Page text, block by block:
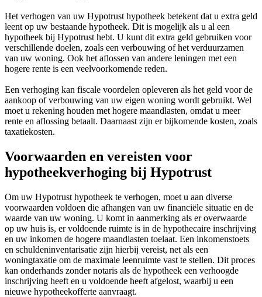
Het verhogen van uw Hypotrust hypotheek betekent dat u extra geld
leent op uw bestaande hypotheek. Dit is mogelijk als u al een
hypotheek bij Hypotrust hebt. U kunt dit extra geld gebruiken voor
verschillende doelen, zoals een verbouwing of het verduurzamen
van uw woning. Ook het aflossen van andere leningen met een
hogere rente is een veelvoorkomende reden.
Een verhoging kan fiscale voordelen opleveren als het geld voor de
aankoop of verbouwing van uw eigen woning wordt gebruikt. Wel
moet u rekening houden met hogere maandlasten, omdat u meer
rente en aflossing betaalt. Daarnaast zijn er bijkomende kosten, zoals
taxatiekosten.
Voorwaarden en vereisten voor
hypotheekverhoging bij Hypotrust
Om uw Hypotrust hypotheek te verhogen, moet u aan diverse
voorwaarden voldoen die afhangen van uw financiële situatie en de
waarde van uw woning. U komt in aanmerking als er overwaarde
op uw huis is, er voldoende ruimte is in de hypothecaire inschrijving
en uw inkomen de hogere maandlasten toelaat. Een inkomenstoets
en schuldeninventarisatie zijn hierbij vereist, net als een
woningtaxatie om de maximale leenruimte vast te stellen. Dit proces
kan onderhands zonder notaris als de hypotheek een verhoogde
inschrijving heeft en u voldoende heeft afgelost, waarbij u een
nieuwe hypotheekofferte aanvraagt.